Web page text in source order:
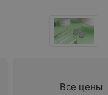
Все цены